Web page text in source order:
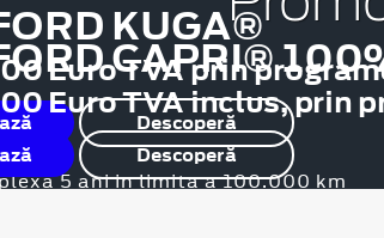
KUGA®
Euro TVA prin
Descoperă
5 ani in limita a 100.000 km
CAPRI®
Euro TVA inclus, prin
Descoperă